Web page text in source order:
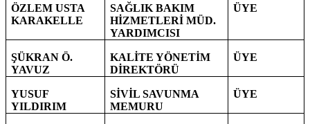
ÖZLEM USTA
KARAKELLE
SAĞLIK BAKIM
HİZMETLERİ MÜD.
YARDIMCISI
ÜYE
ŞÜKRAN Ö.
YAVUZ
KALİTE YÖNETİM
DİREKTÖRÜ
ÜYE
YUSUF
YILDIRIM
SİVİL SAVUNMA
MEMURU
ÜYE